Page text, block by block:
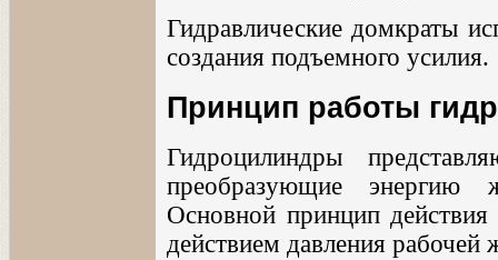
Гидравлические домкраты
создания подъемного усилия.
Принцип работы
Гидроцилиндры
преобразующие энергию
Основной принцип
действием давления рабочей